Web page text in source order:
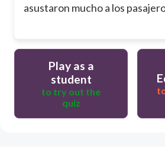
asustaron mucho a los
Play as a
student
to try out the
quiz